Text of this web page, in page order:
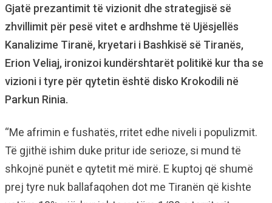
Gjatë prezantimit të vizionit dhe strategjisë së
zhvillimit për pesë vitet e ardhshme të Ujësjellës
Kanalizime Tiranë, kryetari i Bashkisë së Tiranës,
Erion Veliaj, ironizoi kundërshtarët politikë kur tha se
vizioni i tyre për qytetin është disko Krokodili në
Parkun Rinia.
“Me afrimin e fushatës, rritet edhe niveli i populizmit.
Të gjithë ishim duke pritur ide serioze, si mund të
shkojnë punët e qytetit më mirë. E kuptoj që shumë
prej tyre nuk ballafaqohen dot me Tiranën që kishte